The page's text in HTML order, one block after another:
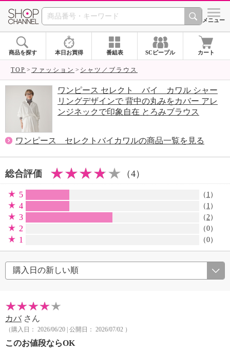
SHOP CHANNEL シメニュー
商品を探す 本日お買得 番組表 SCピープル カート
TOP ファッション シャツ／ブラウス
ワンピース セレクト バイ カワル シャー
リングデザインで 背中の丸みをカバー アレ
ンジネックで印象自在 とろみブラウス
ワンピース セレクトバイカワルの商品一覧を見る
総合評価 （4）
5 （ 1 ）
4 （ 1 ）
3 （2）
2 （0）
1 （0）
カバさん
（購入日： 2026/06/20 | 公開日： 2026/07/02 ）
このお値段ならOK